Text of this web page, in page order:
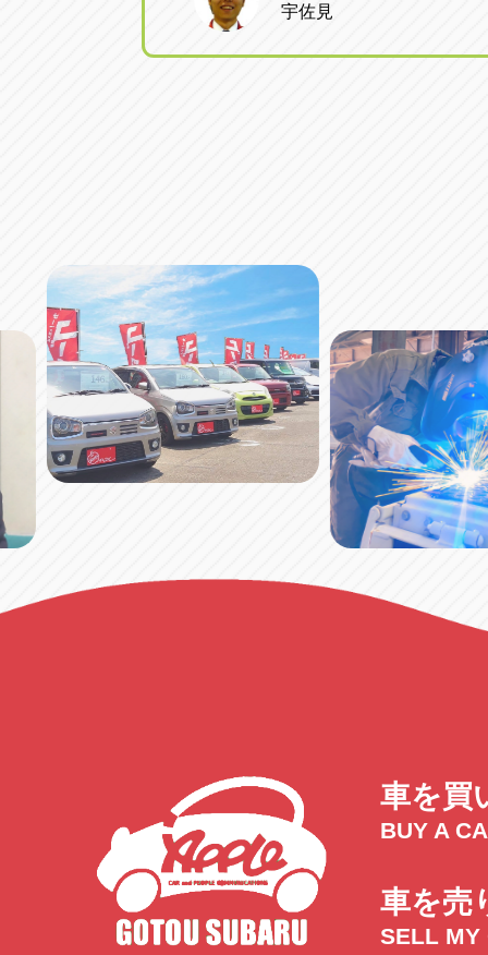
宇佐見
車を買
BUY A
車を売
SELL MY